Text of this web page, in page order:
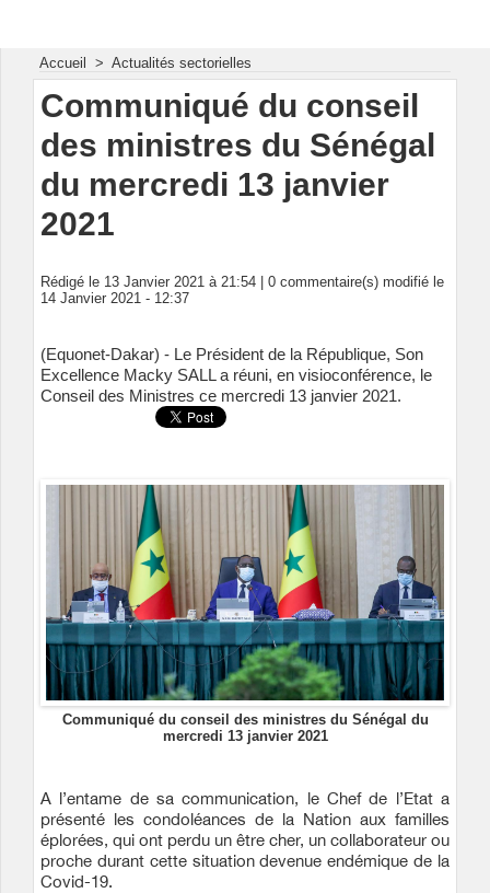
Accueil > Actualités sectorielles
Communiqué du conseil
des ministres du Sénégal
du mercredi 13 janvier
2021
Rédigé le 13 Janvier 2021 à 21:54 | 0 commentaire(s) modifié le
14 Janvier 2021 - 12:37
(Equonet-Dakar) - Le Président de la République, Son
Excellence Macky SALL a réuni, en visioconférence, le
Conseil des Ministres ce mercredi 13 janvier 2021.
Communiqué du conseil des ministres du Sénégal du
mercredi 13 janvier 2021
A l’entame de sa communication, le Chef de l’Etat a
présenté les condoléances de la Nation aux familles
éplorées, qui ont perdu un être cher, un collaborateur ou
proche durant cette situation devenue endémique de la
Covid-19.